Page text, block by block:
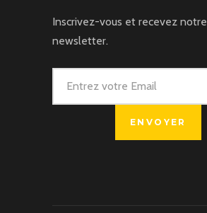
Inscrivez-vous et recevez notre
newsletter.